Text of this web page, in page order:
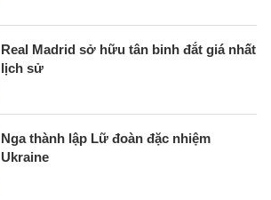
Real Madrid sở hữu tân binh đắt giá nhất
lịch sử
Nga thành lập Lữ đoàn đặc nhiệm
Ukraine